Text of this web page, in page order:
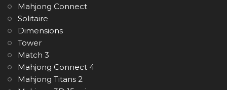
Mahjong Connect
Solitaire
Dimensions
Tower
Match 3
Mahjong Connect 4
Mahjong Titans 2